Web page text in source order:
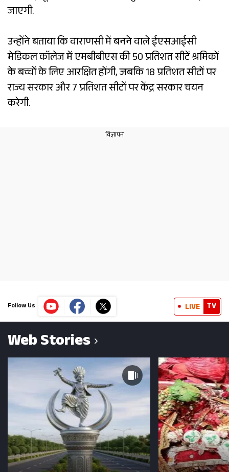
जाएगी.
उन्होंने बताया कि वाराणसी में बनने वाले ईएसआईसी
मेडिकल कॉलेज में एमबीबीएस की 50 प्रतिशत सीटें श्रमिकों
के बच्चों के लिए आरक्षित होंगी, जबकि 18 प्रतिशत सीटों पर
राज्य सरकार और 7 प्रतिशत सीटों पर केंद्र सरकार चयन
करेगी.
Follow Us LIVE TV
Web Stories